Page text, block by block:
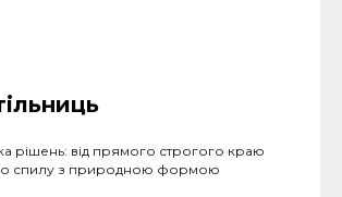
рішень: від прямого строгого краю
спилу з природною формою